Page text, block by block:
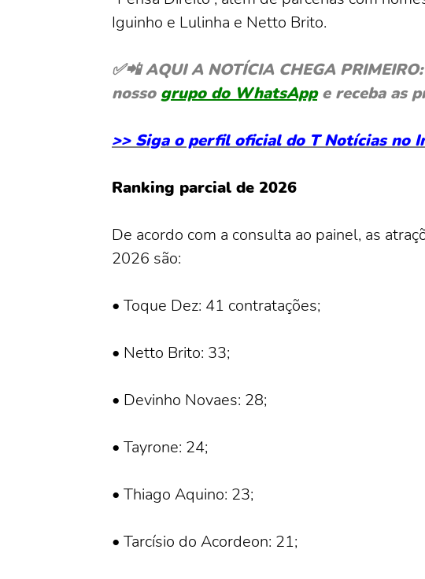
Iguinho e Lulinha e Netto Brito.
✅📲 AQUI A NOTÍCIA CHEGA
nosso grupo do WhatsAppe receba as
>> Siga o perfil oficial do T Notícias no
Ranking parcial de 2026
De acordo com a consulta ao painel, as
2026 são:
• Toque Dez: 41 contratações;
• Netto Brito: 33;
• Devinho Novaes: 28;
• Tayrone: 24;
• Thiago Aquino: 23;
• Tarcísio do Acordeon: 21;